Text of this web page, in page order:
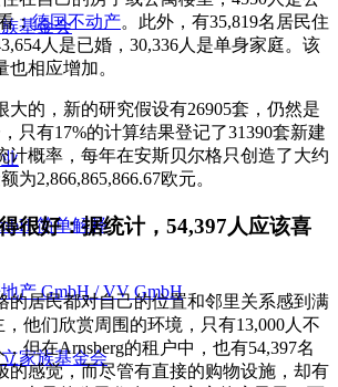
基金会
简单解释
产 GmbH / VV GmbH
家族基金会
：德国不动产。此外，有35,819名居民住
人是已婚，30,336人是单身家庭。该
相应增加。
大的，新的研究假设有26905套，仍然是
只有17%的计算结果登记了31390套新建
计概率，每年在安斯贝尔格只创造了大约
为2,866,865,866.67欧元。
很好：据统计，54,397人应该喜
的居民都对自己的位置和邻里关系感到满
，他们欣赏周围的环境，只有13,000人不
但在Arnsberg的租户中，也有54,397名
的感觉，而尽管有直接的购物设施，却有